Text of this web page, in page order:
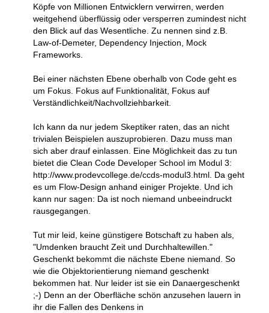
Köpfe von Millionen Entwicklern verwirren, werden
weitgehend überflüssig oder versperren zumindest nicht
den Blick auf das Wesentliche. Zu nennen sind z.B.
Law-of-Demeter, Dependency Injection, Mock
Frameworks.
Bei einer nächsten Ebene oberhalb von Code geht es
um Fokus. Fokus auf Funktionalität, Fokus auf
Verständlichkeit/Nachvollziehbarkeit.
Ich kann da nur jedem Skeptiker raten, das an nicht
trivialen Beispielen auszuprobieren. Dazu muss man
sich aber drauf einlassen. Eine Möglichkeit das zu tun
bietet die Clean Code Developer School im Modul 3:
http://www.prodevcollege.de/ccds-modul3.html. Da geht
es um Flow-Design anhand einiger Projekte. Und ich
kann nur sagen: Da ist noch niemand unbeeindruckt
rausgegangen.
Tut mir leid, keine günstigere Botschaft zu haben als,
"Umdenken braucht Zeit und Durchhaltewillen."
Geschenkt bekommt die nächste Ebene niemand. So
wie die Objektorientierung niemand geschenkt
bekommen hat. Nur leider ist sie ein Danaergeschenkt
;-) Denn an der Oberfläche schön anzusehen lauern in
ihr die Fallen des Denkens in